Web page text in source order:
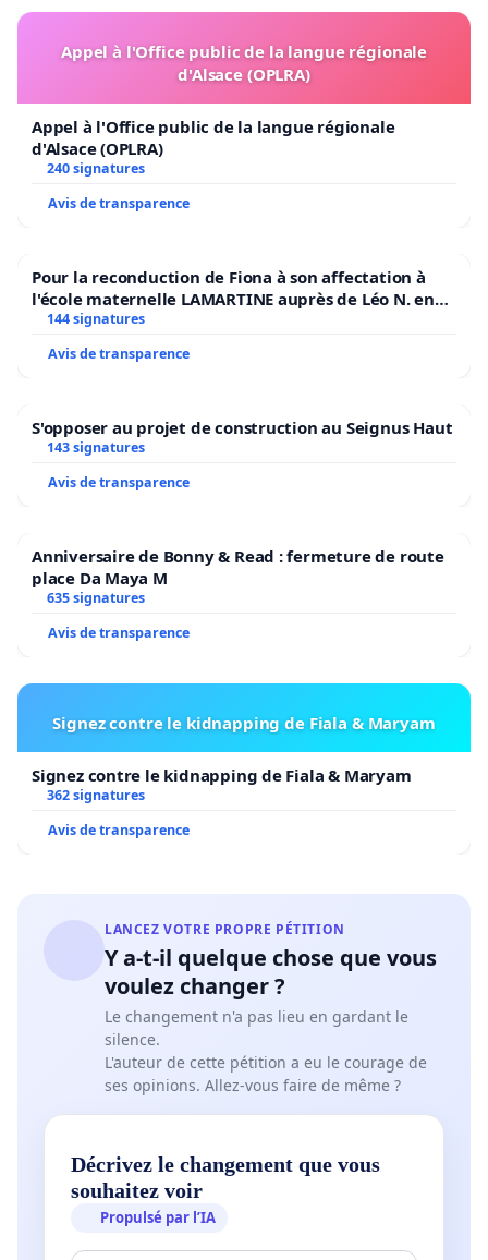
Appel à l'Office public de la langue régionale
d'Alsace (OPLRA)
Appel à l'Office public de la langue régionale
d'Alsace (OPLRA)
240 signatures
Avis de transparence
Pour la reconduction de Fiona à son affectation à
l'école maternelle LAMARTINE auprès de Léo N. en
2026/2027
144 signatures
Avis de transparence
S'opposer au projet de construction au Seignus Haut
143 signatures
Avis de transparence
Anniversaire de Bonny & Read : fermeture de route
place Da Maya M
635 signatures
Avis de transparence
Signez contre le kidnapping de Fiala & Maryam
Signez contre le kidnapping de Fiala & Maryam
362 signatures
Avis de transparence
LANCEZ VOTRE PROPRE PÉTITION
Y a-t-il quelque chose que vous
voulez changer ?
Le changement n'a pas lieu en gardant le
silence.
L'auteur de cette pétition a eu le courage de
ses opinions. Allez-vous faire de même ?
Décrivez le changement que vous
souhaitez voir
Propulsé par l’IA